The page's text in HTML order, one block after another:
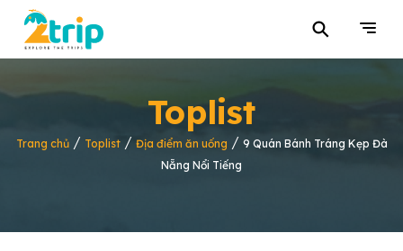
⚲
Toplist
Trang chủ/ Toplist/ Địa điểm ăn uống / 9 Quán Bánh Tráng Kẹp Đà
Nẵng Nổi Tiếng